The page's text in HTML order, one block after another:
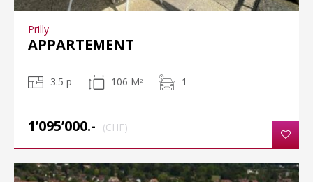
Prilly
APPARTEMENT
3.5 p 106 M 2 1
1’095’000.- (CHF)